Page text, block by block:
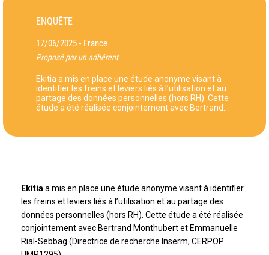
ENQUÊTE
17/06/2025 - France
Proposé par un adhérent
Ekitia a mis en place une étude anonyme visant à
identifier les freins et leviers liés à l’utilisation et au
partage des données personnelles (hors RH). Cette
étude a été réalisée conjointement avec Bertrand…
Ekitia a mis en place une étude anonyme visant à identifier
les freins et leviers liés à l’utilisation et au partage des
données personnelles (hors RH). Cette étude a été réalisée
conjointement avec Bertrand Monthubert et Emmanuelle
Rial-Sebbag (Directrice de recherche Inserm, CERPOP